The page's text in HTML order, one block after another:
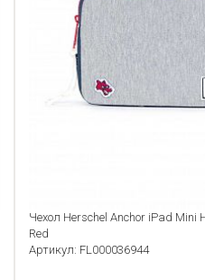
Чехол Herschel Anchor iPad Mini
Red
Артикул: FL000036944